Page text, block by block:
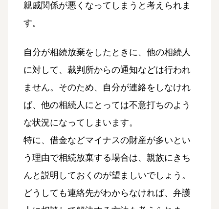
親戚関係が悪くなってしまうと考えられま
す。
自分が相続放棄をしたときに、他の相続人
に対して、裁判所からの通知などは行われ
ません。そのため、自分が連絡をしなけれ
ば、他の相続人にとっては不意打ちのよう
な状況になってしまいます。
特に、借金などマイナスの財産が多いとい
う理由で相続放棄する場合は、親族にきち
んと説明しておくのが望ましいでしょう。
どうしても連絡先がわからなければ、弁護